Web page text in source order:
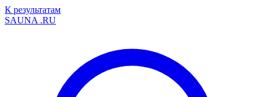
К результатам
SAUNA .RU